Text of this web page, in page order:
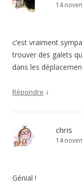
14
c’est vraiment
trouver des galets
dans les
Répondre ↓
chris
14
Génial !